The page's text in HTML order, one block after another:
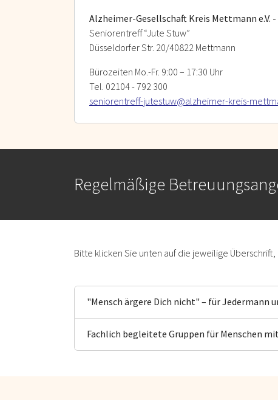
Alzheimer-Gesellschaft Kreis Mettmann e.V.
Seniorentreff “Jute Stuw”
Düsseldorfer Str. 20/40822 Mettmann
Bürozeiten Mo.-Fr. 9:00 – 17:30 Uhr
Tel. 02104 - 792 300
seniorentreff-jutestuw@alzheimer-kreis-
Regelmäßige
Bitte klicken Sie unten auf die jeweilige
"Mensch ärgere Dich nicht" – für Jedermann
Fachlich begleitete Gruppen für Menschen